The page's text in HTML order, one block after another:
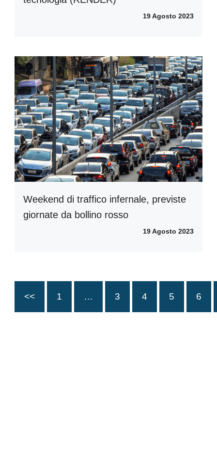
19 Agosto 2023
Weekend di traffico infernale, previste
giornate da bollino rosso
19 Agosto 2023
<< 1 … 3 4 5 6